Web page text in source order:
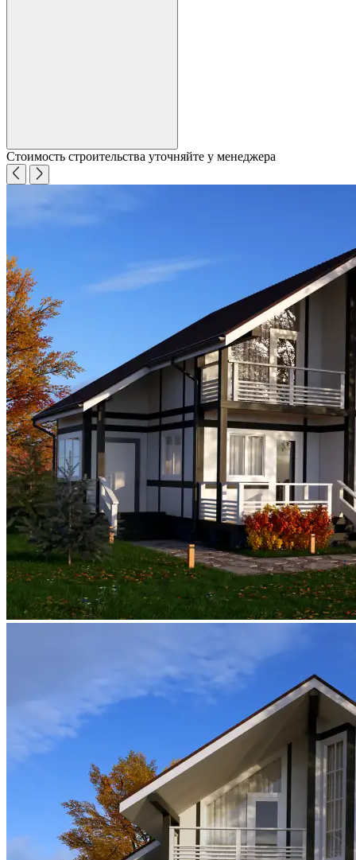
Стоимость строительства уточняйте у менеджера